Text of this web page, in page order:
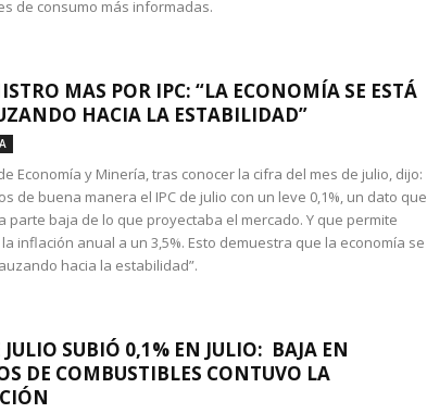
de consumo más informadas.
MAS POR IPC: “LA ECONOMÍA SE ESTÁ
HACIA LA ESTABILIDAD”
Economía y Minería, tras conocer la cifra del mes de julio, dijo:
de buena manera el IPC de julio con un leve 0,1%, un dato que
parte baja de lo que proyectaba el mercado. Y que permite
inflación anual a un 3,5%. Esto demuestra que la economía se
hacia la estabilidad”.
JULIO SUBIÓ 0,1% EN JULIO: BAJA EN
DE COMBUSTIBLES CONTUVO LA